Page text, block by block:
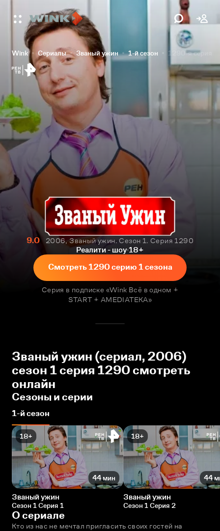
Wink Сериалы Званый ужин 1-й сезон 1290-я серия
9.0
2006, Званый ужин. Сезон 1. Серия 1290
Реалити - шоу 18+
Смотреть 1290 серию 1 сезона
Серия в подписке «Wink Всё в одном +
START + AMEDIATEKA»
Званый ужин (сериал, 2006)
сезон 1 серия 1290 смотреть
онлайн
Сезоны и серии
1-й сезон
18+
44 мин
Званый ужин
Сезон 1 Серия 1
18+
44
Званый ужин
Сезон 1 Серия 2
О сериале
Кто из нас не мечтал пригласить своих гостей на